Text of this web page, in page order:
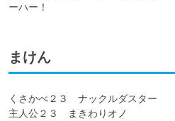
ーハー！
まけん
くさかべ２３　ナックルダスター
主人公２３　まきわりオノ